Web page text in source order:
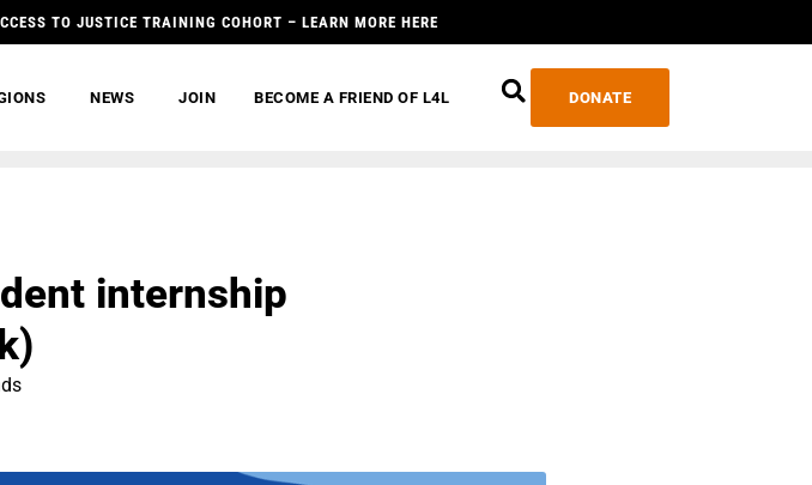
TO JUSTICE TRAINING COHORT – LEARN MORE HERE
NEWS JOIN BECOME A FRIEND OF L4L DONATE
internship